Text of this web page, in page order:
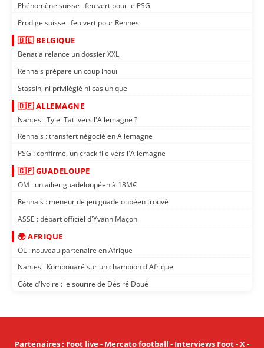
Phénomène suisse : feu vert pour le PSG
Prodige suisse : feu vert pour Rennes
🇧🇪 BELGIQUE
Benatia relance un dossier XXL
Rennais prépare un coup inouï
Stassin, ni privilégié ni cas unique
🇩🇪 ALLEMAGNE
Nantes : Tylel Tati vers l'Allemagne ?
Rennais : transfert négocié en Allemagne
PSG : confirmé, un crack file vers l'Allemagne
🇬🇵 GUADELOUPE
OM : un ailier guadeloupéen à 18M€
Rennais : meneur de jeu guadeloupéen trouvé
ASSE : départ officiel d'Yvann Maçon
🌍 AFRIQUE
OL : nouveau partenaire en Afrique
Nantes : Kombouaré sur un champion d'Afrique
Côte d'Ivoire : le sourire de Désiré Doué
Partenaires: Foot live- Mercato football - Interviews Foot-X-